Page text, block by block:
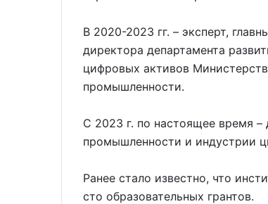
В 2020-2023 гг. – эксперт,
директора департамента
цифровых активов
промышленности.
С 2023 г. по настоящее время –
промышленности и индустрии
Ранее стало известно, что
сто образовательных грантов.